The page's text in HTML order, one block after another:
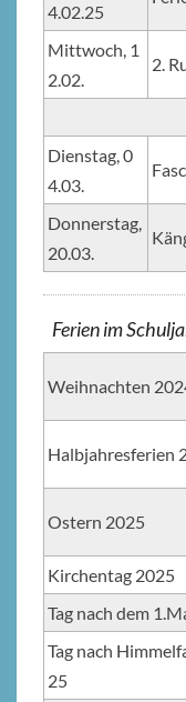
4.02.25
Mittwoch, 1
2.02.
2.
Dienstag, 0
4.03.
Donnerstag,
20.03.
Ferien im
Weihnachten
Halbjahresferien
Ostern 2025
Kirchentag 2025
Tag nach dem
Tag nach
25